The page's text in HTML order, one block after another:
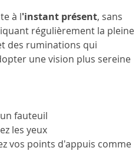
à l'instant présent, sans
régulièrement la pleine
des ruminations qui
une vision plus sereine
fauteuil
les yeux
vos points d'appuis comme